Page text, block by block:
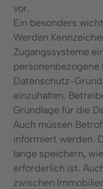
vor.
Ein besonders
Werden
Zugangssysteme
personenbezogene
Datenschutz-
einzuhalten.
Grundlage für die
Auch müssen
informiert werden.
lange speichern,
erforderlich ist.
zwischen